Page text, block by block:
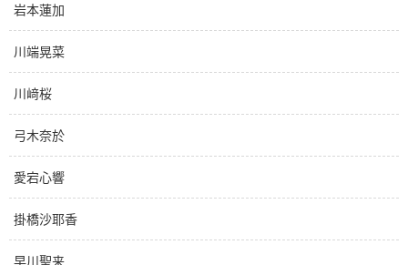
岩本蓮加
川端晃菜
川﨑桜
弓木奈於
愛宕心響
掛橋沙耶香
早川聖来